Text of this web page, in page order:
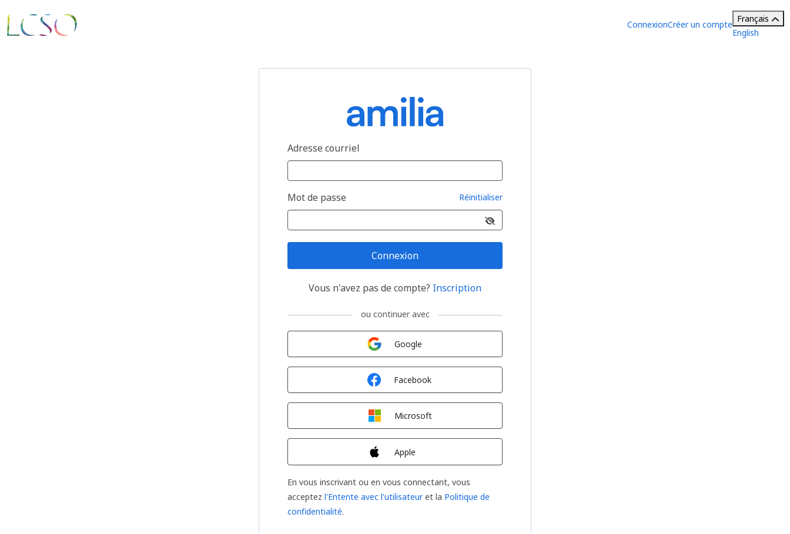
ConnexionCréer un compte
Français
English
Adresse courriel
Mot de passe Réinitialiser
Connexion
Vous n'avez pas de compte? Inscription
ou continuer avec
Google
Facebook
Microsoft
Apple
En vous inscrivant ou en vous connectant, vous
acceptez l'Entente avec l'utilisateuret la Politique de
confidentialité.